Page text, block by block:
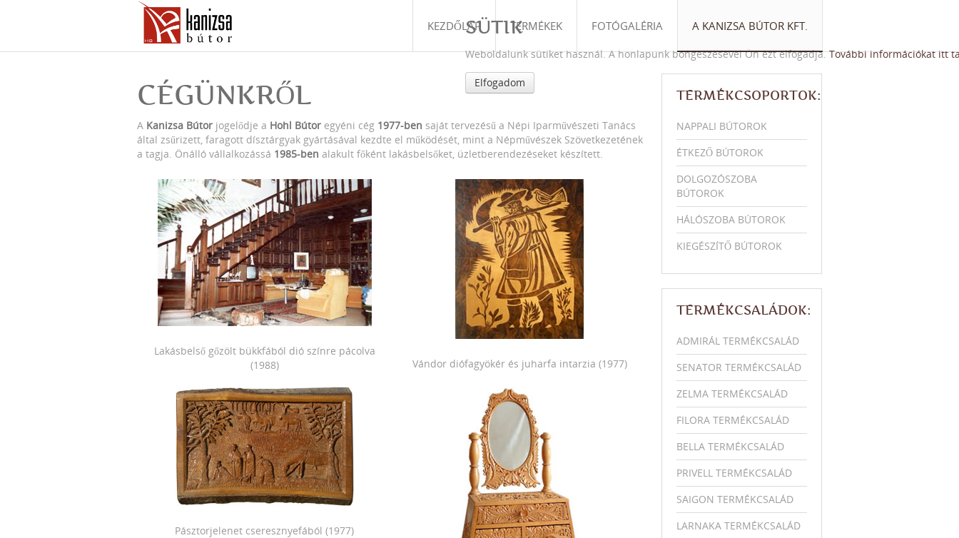
KEZDŐLAP TERMÉKEK FOTÓGALÉRIA A KANIZSA BÚTOR KFT.
SÜTIK
Weboldalunk sütiket használ. A honlapunk böngészésével Ön ezt elfogadja.További információkat itt
Elfogadom
CÉGÜNKRŐL
A Kanizsa Bútor jogelődje a Hohl Bútor egyéni cég 1977-ben saját tervezésű a Népi Iparművészeti Tanács
által zsűrizett, faragott dísztárgyak gyártásával kezdte el működését, mint a Népművészek Szövetkezetének
a tagja. Önálló vállalkozássá 1985-ben alakult főként lakásbelsőket, üzletberendezéseket készített.
Lakásbelső gőzölt bükkfából dió színre pácolva
(1988)
Vándor diófagyökér és juharfa intarzia (1977)
Pásztorjelenet cseresznyefából (1977)
TERMÉKCSOPORTOK:
NAPPALI BÚTOROK
ÉTKEZŐ BÚTOROK
DOLGOZÓSZOBA
BÚTOROK
HÁLÓSZOBA BÚTOROK
KIEGÉSZÍTŐ BÚTOROK
TERMÉKCSALÁDOK:
ADMIRÁL TERMÉKCSALÁD
SENATOR TERMÉKCSALÁD
ZELMA TERMÉKCSALÁD
FILORA TERMÉKCSALÁD
BELLA TERMÉKCSALÁD
PRIVELL TERMÉKCSALÁD
SAIGON TERMÉKCSALÁD
LARNAKA TERMÉKCSALÁD